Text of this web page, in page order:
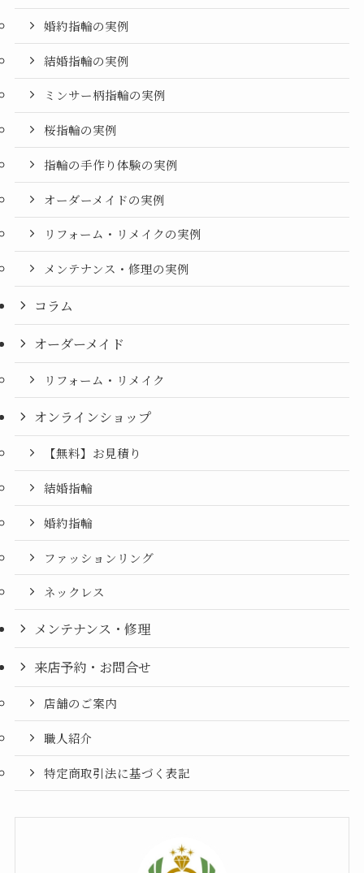
婚約指輪の実例
結婚指輪の実例
ミンサー柄指輪の実例
桜指輪の実例
指輪の手作り体験の実例
オーダーメイドの実例
リフォーム・リメイクの実例
メンテナンス・修理の実例
コラム
オーダーメイド
リフォーム・リメイク
オンラインショップ
【無料】お見積り
結婚指輪
婚約指輪
ファッションリング
ネックレス
メンテナンス・修理
来店予約・お問合せ
店舗のご案内
職人紹介
特定商取引法に基づく表記